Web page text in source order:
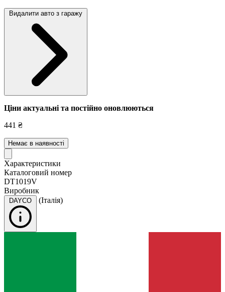
Видалити авто з гаражу
Ціни актуальні та постійно оновлюються
441 ₴
Немає в наявності
Характеристики
Каталоговий номер
DT1019V
Виробник
(Італія)